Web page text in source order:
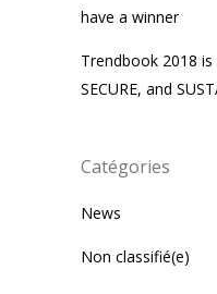
have a winner
Trendbook 2018 is
SECURE, and
Catégories
News
Non classifié(e)